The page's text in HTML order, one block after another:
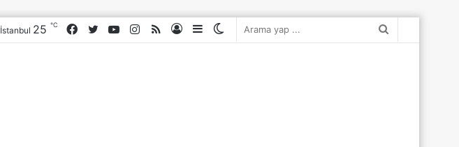
Kenar
Kayıt
RSS
Instagram
YouTube
Twitter
Facebook
İstanbul 25 ℃